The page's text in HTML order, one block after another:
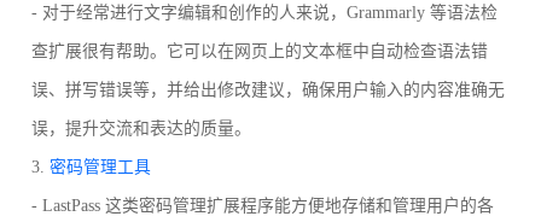
- 对于经常进行文字编辑和创作的人来说，Grammarly 等语法检
查扩展很有帮助。它可以在网页上的文本框中自动检查语法错
误、拼写错误等，并给出修改建议，确保用户输入的内容准确无
误，提升交流和表达的质量。
3. 密码管理工具
- LastPass 这类密码管理扩展程序能方便地存储和管理用户的各